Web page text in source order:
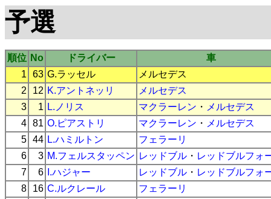
予選
順位 No ドライバー
車
1
63 G.ラッセル
メルセデス
2
12 K.アントネッリ
メルセデス
3
1 L.ノリス マクラーレン ・ メルセデス
4 81 O.ピアストリ マクラーレン ・ メルセデス
5 44 L.ハミルトン
フェラーリ
6
3 M.フェルスタッペン レッドブル ・ レッドブルフォ
7
6 I.ハジャー レッドブル ・ レッドブルフォ
8
16 C.ルクレール
フェラーリ